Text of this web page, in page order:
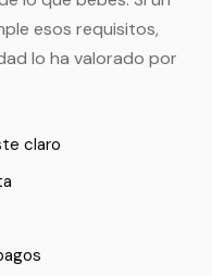
esos requisitos,
lo ha valorado por
claro